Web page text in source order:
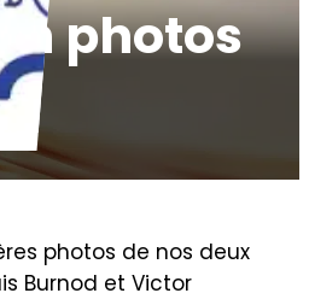
photos
photos de nos deux
Burnod et Victor